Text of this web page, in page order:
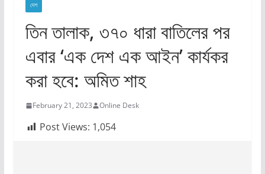
দেশ
তিন তালাক, ৩৭০ ধারা বাতিলের পর
এবার ‘এক দেশ এক আইন’ কার্যকর
করা হবে: অমিত শাহ
February 21, 2023 Online Desk
Post Views: 1,054